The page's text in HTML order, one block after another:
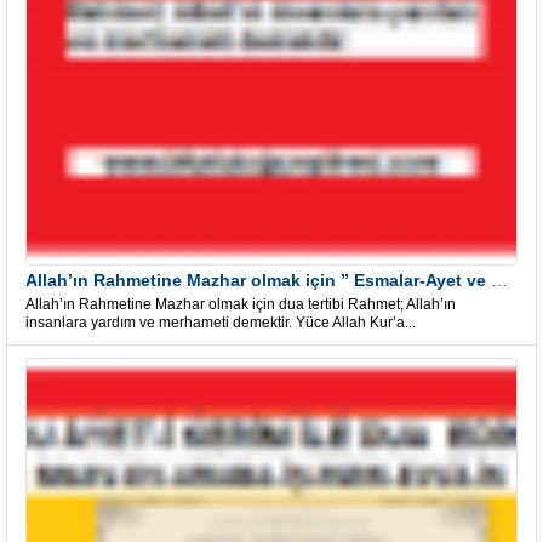
Allah’ın Rahmetine Mazhar olmak için dua tertibi Rahmet; Allah’ın
insanlara yardım ve merhameti demektir. Yüce Allah Kur’a...